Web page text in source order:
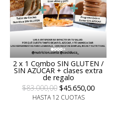
2 x 1 Combo SIN GLUTEN /
SIN AZÚCAR + clases extra
de regalo
$83.000,00 $45.650,00
HASTA 12 CUOTAS